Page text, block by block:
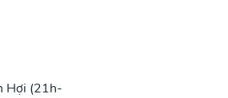
Hợi (21h-